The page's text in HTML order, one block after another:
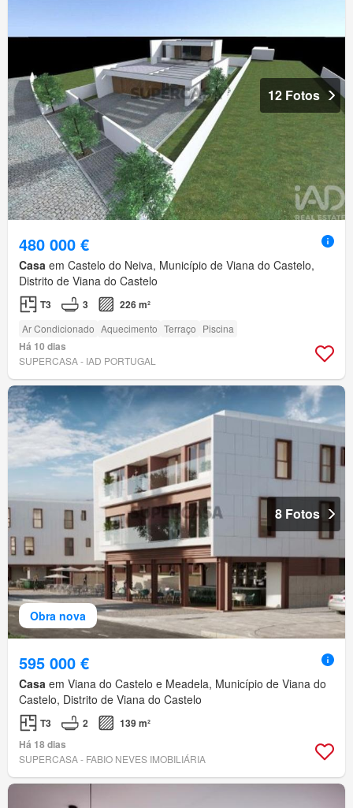
12 Fotos
480 000 €
Casa em Castelo do Neiva, Município de Viana do Castelo,
Distrito de Viana do Castelo
T3 3 226 m²
Ar Condicionado Aquecimento Terraço Piscina
Há 10 dias
SUPERCASA - IAD PORTUGAL
Obra nova
8 Fotos
595 000 €
Casa em Viana do Castelo e Meadela, Município de Viana do
Castelo, Distrito de Viana do Castelo
T3 2
139 m²
Há 18 dias
SUPERCASA - FABIO NEVES IMOBILIÁRIA